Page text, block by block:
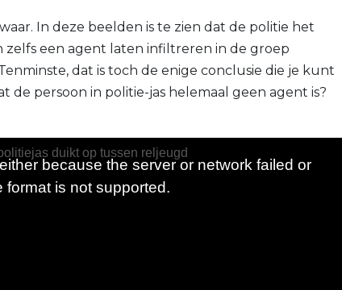
In deze beelden is te zien dat de politie het
zelfs een agent laten infiltreren in de groep
dat is toch de enige conclusie die je kunt
persoon in politie-jas helemaal geen agent is?